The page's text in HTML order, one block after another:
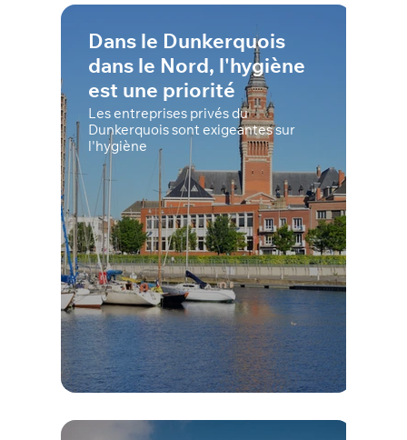
Dans le Dunkerquois
dans le Nord, l'hygiène
est une priorité
Les entreprises privés du
Dunkerquois sont exigeantes sur
l'hygiène